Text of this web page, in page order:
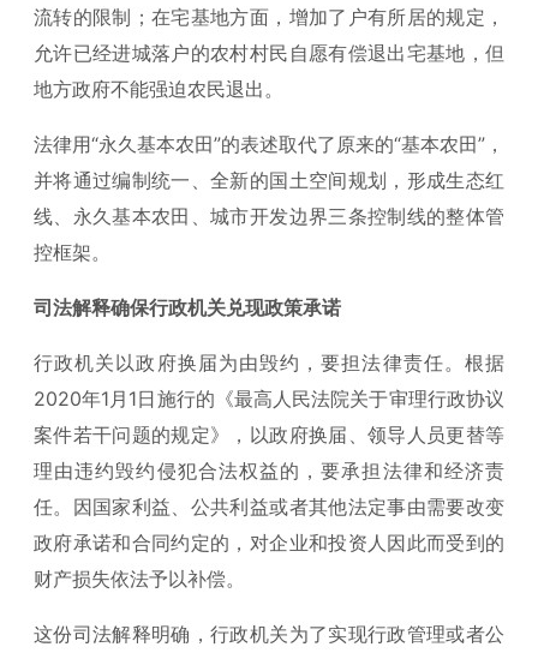
流转的限制；在宅基地方面，增加了户有所居的规定，
允许已经进城落户的农村村民自愿有偿退出宅基地，但
地方政府不能强迫农民退出。
法律用“永久基本农田”的表述取代了原来的“基本农田”，
并将通过编制统一、全新的国土空间规划，形成生态红
线、永久基本农田、城市开发边界三条控制线的整体管
控框架。
司法解释确保行政机关兑现政策承诺
行政机关以政府换届为由毁约，要担法律责任。根据
2020年1月1日施行的《最高人民法院关于审理行政协议
案件若干问题的规定》，以政府换届、领导人员更替等
理由违约毁约侵犯合法权益的，要承担法律和经济责
任。因国家利益、公共利益或者其他法定事由需要改变
政府承诺和合同约定的，对企业和投资人因此而受到的
财产损失依法予以补偿。
这份司法解释明确，行政机关为了实现行政管理或者公